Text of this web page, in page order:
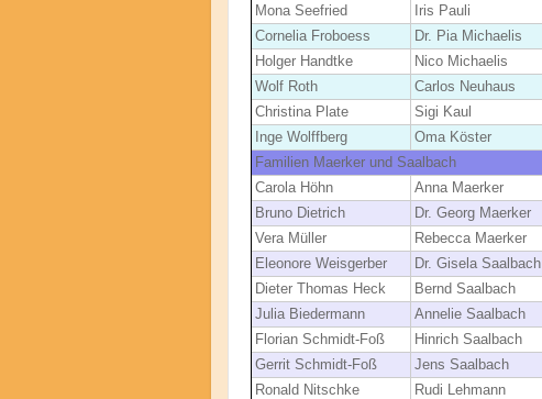
Mona Seefried
Iris Pauli
Cornelia Froboess
Dr. Pia Michaelis
Holger Handtke
Nico Michaelis
Wolf Roth
Carlos Neuhaus
Christina Plate
Sigi Kaul
Inge Wolffberg
Oma Köster
Familien Maerker und Saalbach
Carola Höhn
Anna Maerker
Bruno Dietrich
Dr. Georg Maerker
Vera Müller
Rebecca Maerker
Eleonore Weisgerber
Dr. Gisela Saalbach
Dieter Thomas Heck
Bernd Saalbach
Julia Biedermann
Annelie Saalbach
Florian Schmidt-Foß
Hinrich Saalbach
Gerrit Schmidt-Foß
Jens Saalbach
Ronald Nitschke
Rudi Lehmann